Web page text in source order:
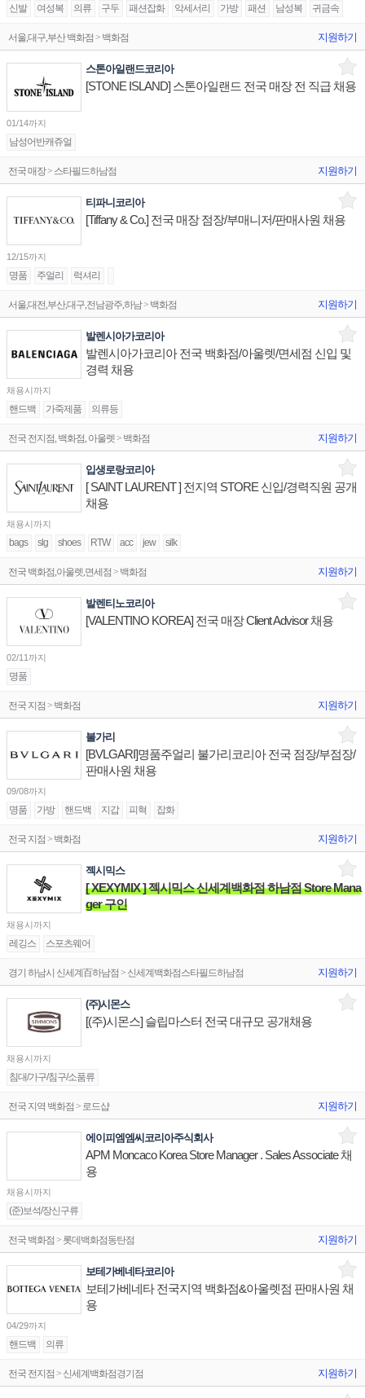
신발 여성복 의류 구두 패션잡화 악세서리 가방 패션 남성복 귀금속
서울,대구,부산 백화점 > 백화점 지원하기
스톤아일랜드코리아
[STONE ISLAND] 스톤아일랜드 전국 매장 전 직급 채용
01/14까지
남성어반캐쥬얼
전국 매장 > 스타필드하남점 지원하기
티파니코리아
[Tiffany & Co.] 전국 매장 점장/부매니저/판매사원 채용
12/15까지
명품 주얼리 럭셔리
서울,대전,부산,대구,전남광주,하남 > 백화점 지원하기
발렌시아가코리아
발렌시아가코리아 전국 백화점/아울렛/면세점 신입 및
경력 채용
채용시까지
핸드백 가죽제품 의류등
전국 전지점, 백화점, 아울렛 > 백화점 지원하기
입생로랑코리아
[ SAINT LAURENT ] 전지역 STORE 신입/경력직원 공개
채용
채용시까지
bags slg shoes RTW acc jew silk
전국 백화점,아울렛,면세점 > 백화점 지원하기
발렌티노코리아
[VALENTINO KOREA] 전국 매장 Client Advisor 채용
02/11까지
명품
전국 지점 > 백화점 지원하기
불가리
[BVLGARI]명품주얼리 불가리코리아 전국 점장/부점장/
판매사원 채용
09/08까지
명품 가방 핸드백 지갑 피혁 잡화
전국 지점 > 백화점 지원하기
젝시믹스
[ XEXYMIX ] 젝시믹스 신세계백화점 하남점 Store Mana
ger 구인
채용시까지
레깅스 스포츠웨어
경기 하남시 신세계百하남점 > 신세계백화점스타필드하남점 지원하기
(주)시몬스
[(주)시몬스] 슬립마스터 전국 대규모 공개채용
채용시까지
침대/가구/침구/소품류
전국 지역 백화점 > 로드샵 지원하기
에이피엠엠씨코리아주식회사
APM Moncaco Korea Store Manager . Sales Associate 채
용
채용시까지
(준)보석/장신구류
전국 백화점 > 롯데백화점동탄점 지원하기
보테가베네타코리아
보테가베네타 전국지역 백화점&아울렛점 판매사원 채
용
04/29까지
핸드백 의류
전국 전지점 > 신세계백화점경기점 지원하기